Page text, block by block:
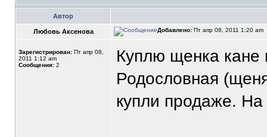
Автор
Любовь Аксенова Добавлено: Пт апр 08, 2011 1:20 am
Зарегистрирован: Пт апр 08,
2011 1:12 am
Сообщения: 2
Куплю щенка кане
Родословная
купли продаже.